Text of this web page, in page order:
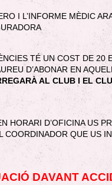
I L’INFORME MÈDIC
TÉ UN COST DE 20
D’ABONAR EN
AL CLUB I EL
HORARI D’OFICINA US
COORDINADOR QUE US
DAVANT